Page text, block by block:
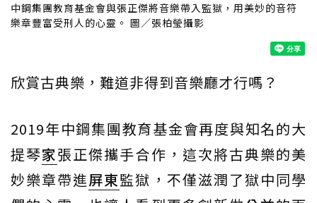
中鋼集團教育基金會與張正傑將音樂帶入監獄，用美妙的音符
樂章豐富受刑人的心靈。 圖／張柏瑩攝影
欣賞古典樂，難道非得到音樂廳才行嗎？
2019年中鋼集團教育基金會再度與知名的大
提琴家張正傑攜手合作，這次將古典樂的美
妙樂章帶進屏東監獄，不僅滋潤了獄中同學